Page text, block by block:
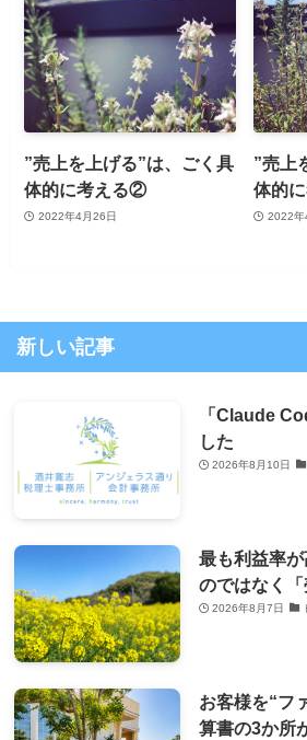
”売上を上げる”は、ごく具
体的に考える②
2022年4月26日
”売上
体的
2022年
新しい記事
「Claude
した
2026年8月10日
最も利益率が
のではなく
2026年8月7日
お客様を“フ
算書の3か所